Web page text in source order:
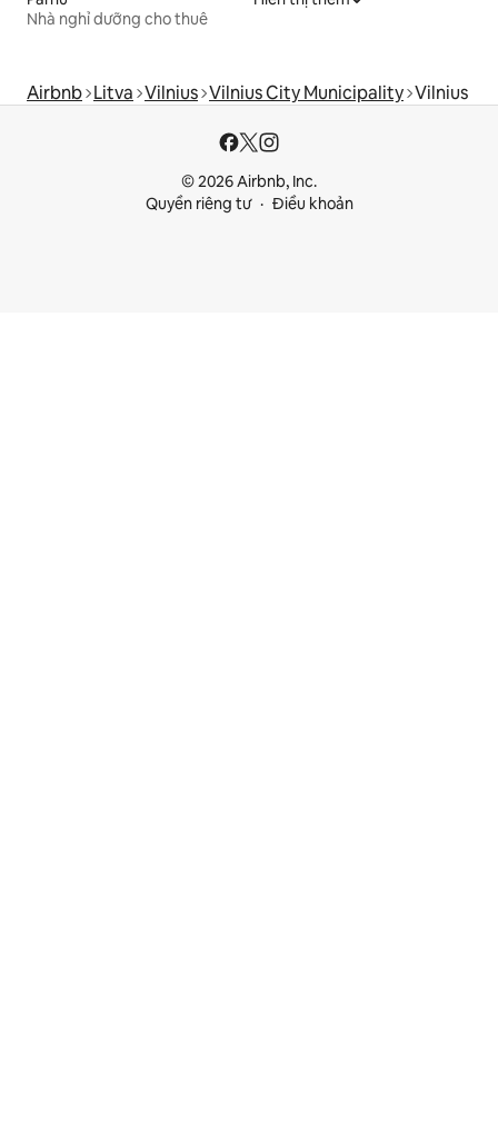
Nhà nghỉ dưỡng cho thuê
Airbnb Litva Vilnius Vilnius City Municipality Vilnius
© 2026 Airbnb, Inc.
Quyền riêng tư
Điều khoản